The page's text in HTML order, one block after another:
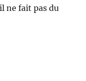
ne fait pas du